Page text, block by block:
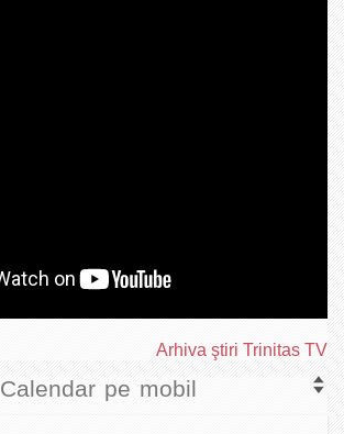
Arhiva ştiri Trinitas TV
Calendar pe mobil